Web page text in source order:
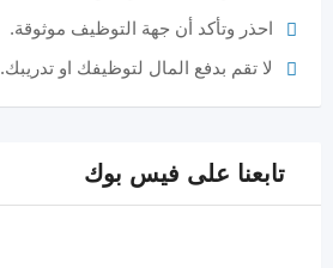
احذر وتأكد أن جهة التوظيف موثوقة.
لا تقم بدفع المال لتوظيفك او تدريبك.
تابعنا على فيس بوك